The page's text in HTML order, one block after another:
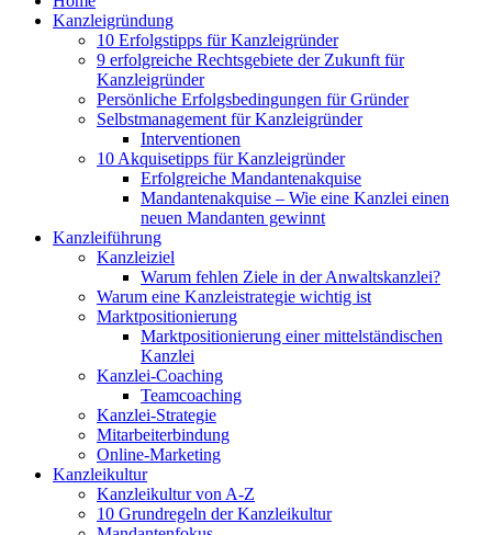
Kanzleigründung
10 Erfolgstipps für Kanzleigründer
9 erfolgreiche Rechtsgebiete der Zukunft für
Kanzleigründer
Persönliche Erfolgsbedingungen für Gründer
Selbstmanagement für Kanzleigründer
Interventionen
10 Akquisetipps für Kanzleigründer
Erfolgreiche Mandantenakquise
Mandantenakquise – Wie eine Kanzlei einen
neuen Mandanten gewinnt
Kanzleiführung
Kanzleiziel
Warum fehlen Ziele in der Anwaltskanzlei?
Warum eine Kanzleistrategie wichtig ist
Marktpositionierung
Marktpositionierung einer mittelständischen
Kanzlei
Kanzlei-Coaching
Teamcoaching
Kanzlei-Strategie
Mitarbeiterbindung
Online-Marketing
Kanzleikultur
Kanzleikultur von A-Z
10 Grundregeln der Kanzleikultur